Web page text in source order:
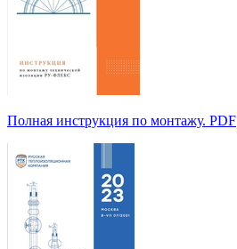
Полная инструкция по монтажу. PDF